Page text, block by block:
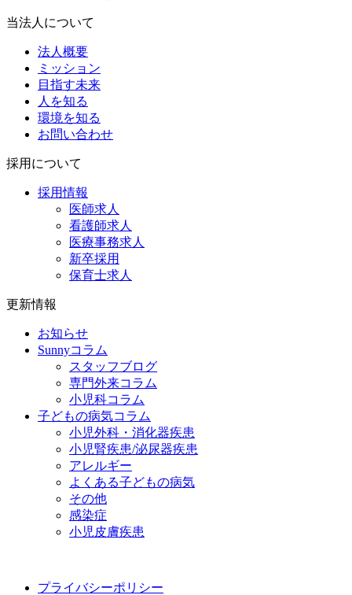
当法人について
法人概要
ミッション
目指す未来
人を知る
環境を知る
お問い合わせ
採用について
採用情報
医師求人
看護師求人
医療事務求人
新卒採用
保育士求人
更新情報
お知らせ
Sunnyコラム
スタッフブログ
専門外来コラム
小児科コラム
子どもの病気コラム
小児外科・消化器疾患
小児腎疾患/泌尿器疾患
アレルギー
よくある子どもの病気
その他
感染症
小児皮膚疾患
プライバシーポリシー